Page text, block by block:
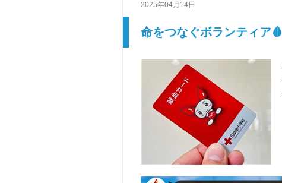
2025年04月14日
命をつなぐボランティア🩸